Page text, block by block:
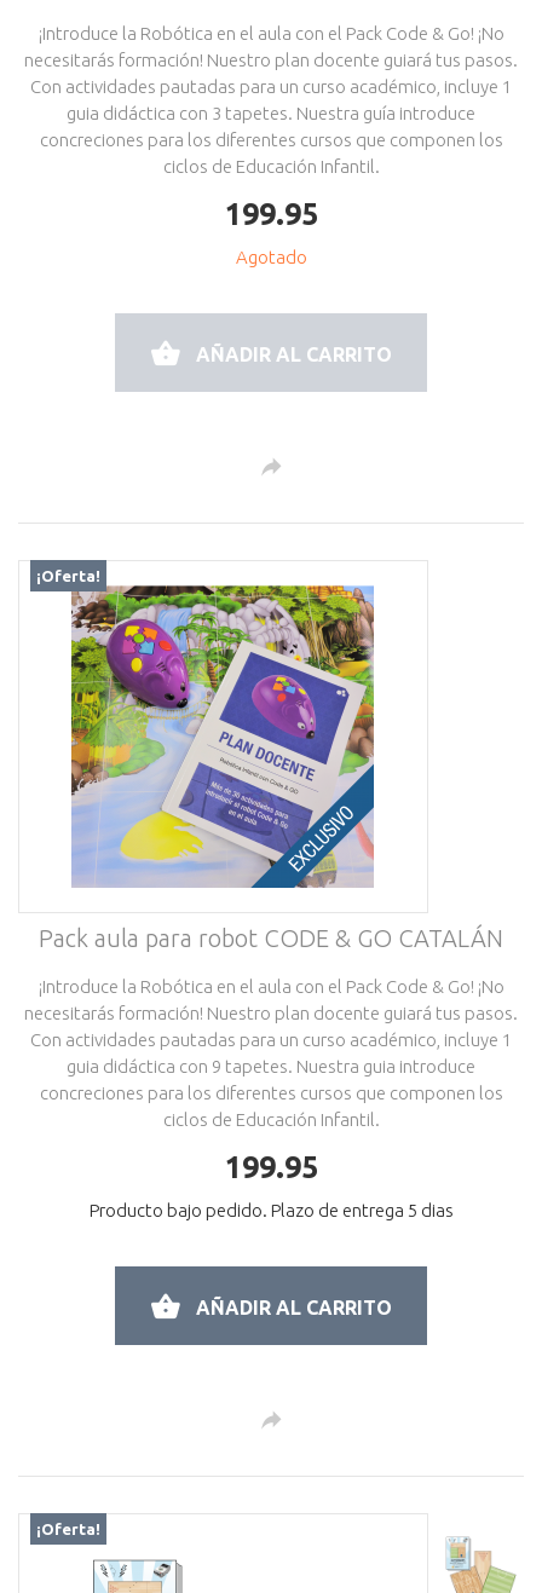
¡Introduce la Robótica en el aula con el Pack Code & Go! ¡No
necesitarás formación! Nuestro plan docente guiará tus pasos.
Con actividades pautadas para un curso académico, incluye 1
guia didáctica con 3 tapetes. Nuestra guía introduce
concreciones para los diferentes cursos que componen los
ciclos de Educación Infantil.
199.95
Agotado
AÑADIR AL CARRITO
¡Oferta!
Pack aula para robot CODE & GO CATALÁN
¡Introduce la Robótica en el aula con el Pack Code & Go! ¡No
necesitarás formación! Nuestro plan docente guiará tus pasos.
Con actividades pautadas para un curso académico, incluye 1
guia didáctica con 9 tapetes. Nuestra guia introduce
concreciones para los diferentes cursos que componen los
ciclos de Educación Infantil.
199.95
Producto bajo pedido. Plazo de entrega 5 dias
AÑADIR AL CARRITO
¡Oferta!